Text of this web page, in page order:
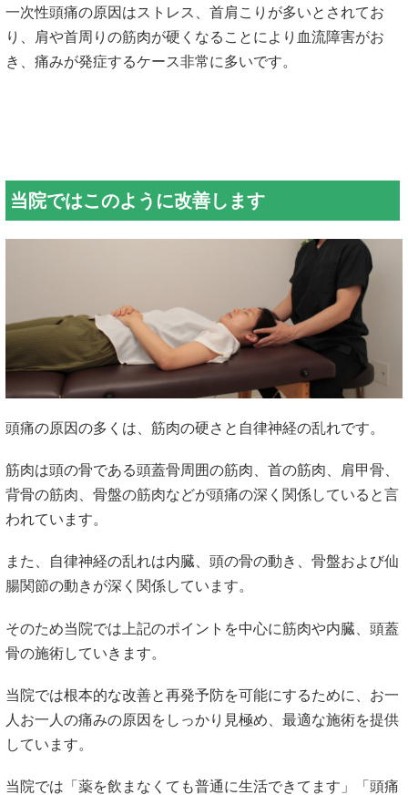
一次性頭痛の原因はストレス、首肩こりが多いとされてお
り、肩や首周りの筋肉が硬くなることにより血流障害がお
き、痛みが発症するケース非常に多いです。
当院ではこのように改善します
頭痛の原因の多くは、筋肉の硬さと自律神経の乱れです。
筋肉は頭の骨である頭蓋骨周囲の筋肉、首の筋肉、肩甲骨、
背骨の筋肉、骨盤の筋肉などが頭痛の深く関係していると言
われています。
また、自律神経の乱れは内臓、頭の骨の動き、骨盤および仙
腸関節の動きが深く関係しています。
そのため当院では上記のポイントを中心に筋肉や内臓、頭蓋
骨の施術していきます。
当院では根本的な改善と再発予防を可能にするために、お一
人お一人の痛みの原因をしっかり見極め、最適な施術を提供
しています。
当院では「薬を飲まなくても普通に生活できてます」「頭痛